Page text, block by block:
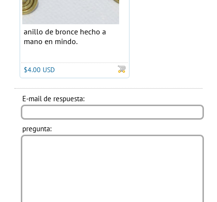
anillo de bronce hecho a
mano en mindo.
$4.00 USD
E-mail de respuesta:
pregunta: